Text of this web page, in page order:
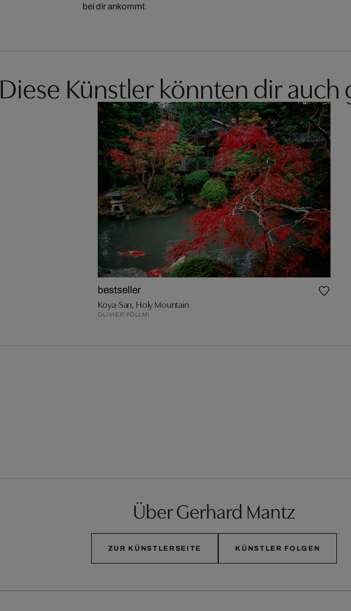
bei dir ankommt.
Diese Künstler könnten dir auch
bestseller
Koya-San, Holy Mountain
OLIVIER FÖLLMI
Über Gerhard Mantz
ZUR KÜNSTLERSEITE KÜNSTLER FOLGEN